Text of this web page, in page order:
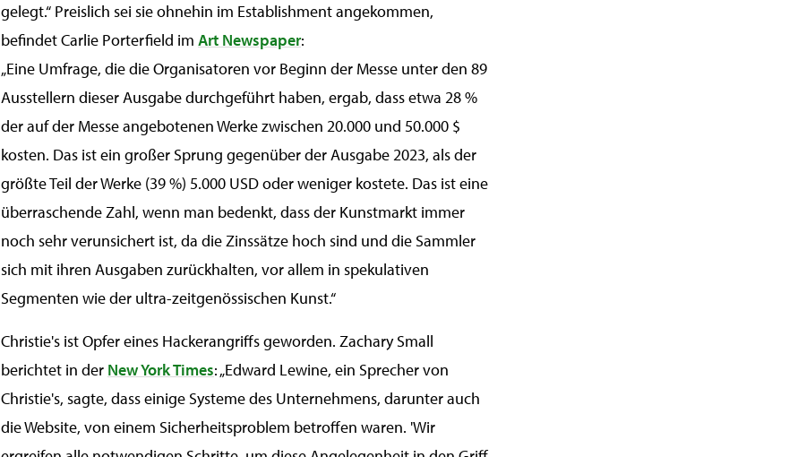
gelegt.“ Preislich sei sie ohnehin im Establishment angekommen,
befindet Carlie Porterfield im Art Newspaper:
„Eine Umfrage, die die Organisatoren vor Beginn der Messe unter den 89
Ausstellern dieser Ausgabe durchgeführt haben, ergab, dass etwa 28 %
der auf der Messe angebotenen Werke zwischen 20.000 und 50.000 $
kosten. Das ist ein großer Sprung gegenüber der Ausgabe 2023, als der
größte Teil der Werke (39 %) 5.000 USD oder weniger kostete. Das ist eine
überraschende Zahl, wenn man bedenkt, dass der Kunstmarkt immer
noch sehr verunsichert ist, da die Zinssätze hoch sind und die Sammler
sich mit ihren Ausgaben zurückhalten, vor allem in spekulativen
Segmenten wie der ultra-zeitgenössischen Kunst.“
Christie's ist Opfer eines Hackerangriffs geworden. Zachary Small
berichtet in der New York Times: „Edward Lewine, ein Sprecher von
Christie's, sagte, dass einige Systeme des Unternehmens, darunter auch
die Website, von einem Sicherheitsproblem betroffen waren. 'Wir